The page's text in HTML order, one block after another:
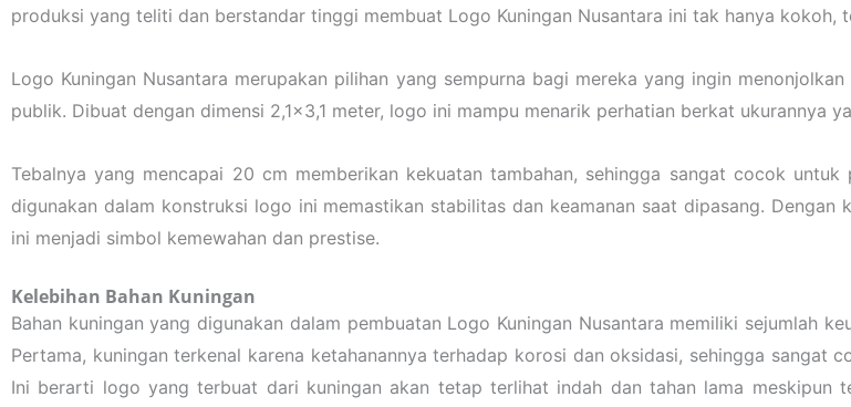
produksi yang teliti dan berstandar tinggi membuat Logo Kuningan Nusantara ini tak hanya kokoh,
Logo Kuningan Nusantara merupakan pilihan yang sempurna bagi mereka yang ingin
publik. Dibuat dengan dimensi 2,1×3,1 meter, logo ini mampu menarik perhatian berkat ukurannya
Tebalnya yang mencapai 20 cm memberikan kekuatan tambahan, sehingga sangat cocok
digunakan dalam konstruksi logo ini memastikan stabilitas dan keamanan saat dipasang. Dengan
ini menjadi simbol kemewahan dan prestise.
Kelebihan Bahan Kuningan
Bahan kuningan yang digunakan dalam pembuatan Logo Kuningan Nusantara memiliki sejumlah
Pertama, kuningan terkenal karena ketahanannya terhadap korosi dan oksidasi, sehingga sangat
Ini berarti logo yang terbuat dari kuningan akan tetap terlihat indah dan tahan lama meskipun